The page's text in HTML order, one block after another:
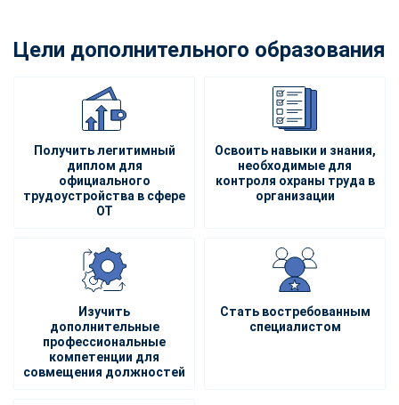
Цели дополнительного образования
Получить легитимный
диплом для
официального
трудоустройства в сфере
ОТ
Освоить навыки и знания,
необходимые для
контроля охраны труда в
организации
Изучить
дополнительные
профессиональные
компетенции для
совмещения должностей
Стать востребованным
специалистом